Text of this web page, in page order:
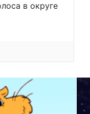
в округе